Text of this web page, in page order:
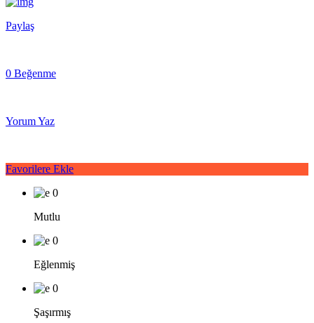
Paylaş
0 Beğenme
Yorum Yaz
Favorilere Ekle
0
Mutlu
0
Eğlenmiş
0
Şaşırmış